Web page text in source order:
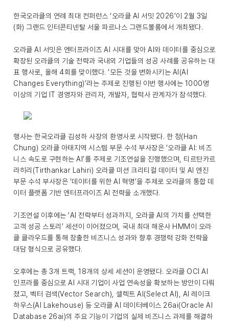
한국오라클의 연례 최대 컨퍼런스 ‘오라클 AI 서밋 2026’이 2월 3일
(화) 그랜드 인터콘티넨탈 서울 파르나스 그랜드볼룸에서 개최됐다.
오라클 AI 서밋은 엔터프라이즈 AI 시대를 맞아 AI와 데이터를 중심으로
확장된 오라클의 기술 전략과 국내외 기업들의 성공 사례를 공유하는 대
표 행사로, 올해 4회를 맞이했다. ‘모든 것을 변화시키는 AI(AI
Changes Everything)’라는 주제로 진행된 이번 행사에는 1000명
이상의 기업 IT 경영자와 관리자, 개발자, 협력사 관계자가 참석했다.
행사는 한국오라클 김성하 사장의 환영사로 시작됐다. 한 청(Han
Chung) 오라클 아태지역 시스템 부문 수석 부사장은 ‘오라클 AI: 비즈
니스 속도로 구현하는 AI’를 주제로 기조연설을 진행했으며, 티르탄카르
라히리(Tirthankar Lahiri) 오라클 미션 크리티컬 데이터 및 AI 엔진
부문 수석 부사장은 ‘데이터를 위한 AI 혁명’을 주제로 오라클의 통합 데
이터 플랫폼 기반 엔터프라이즈 AI 전략을 소개했다.
기조연설 이후에는 ‘AI 전략부터 성과까지, 오라클 AI의 가치를 선택한
고객 성공 스토리’ 세션이 이어졌으며, 국내 최대 해운사 HMM이 오라
클 클라우드를 통해 창출한 비즈니스 성과와 향후 경쟁력 강화 전략을
대담 형식으로 공유했다.
오후에는 총 3개 트랙, 18개의 상세 세션이 운영됐다. 오라클 OCI AI
인프라를 중심으로 AI 시대 기업이 사업 연속성을 확보하는 방안이 다뤄
졌고, 벡터 검색(Vector Search), 셀렉트 AI(Select AI), AI 레이크
하우스(AI Lakehouse) 등 오라클 AI 데이터베이스 26ai(Oracle AI
Database 26ai)의 주요 기능이 기업의 실제 비즈니스 과제를 해결하